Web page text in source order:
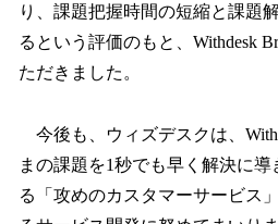
り、課題把握時間の短縮と課題
るという評価のもと、Withdesk
ただきました。
今後も、ウィズデスクは、
まの課題を1秒でも早く解決に
る「攻めのカスタマーサービス